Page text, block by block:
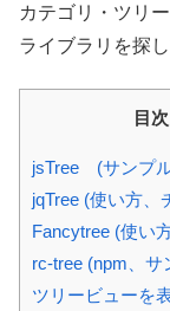
カテゴリ・ツリ
ライブラリを探
目次
jsTree (サンプ
jqTree (使い方、
Fancytree (使い
rc-tree (npm、サ
ツリービューを